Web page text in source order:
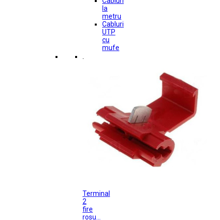
la
metru
Cabluri
UTP
cu
mufe
.
Terminal
2
fire
rosu...